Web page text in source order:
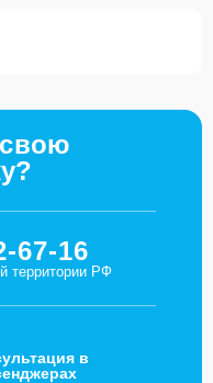
67-16
территории РФ
в